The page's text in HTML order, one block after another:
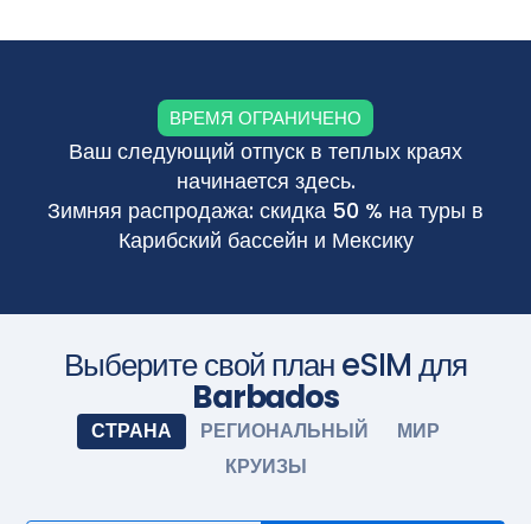
активируется автоматически. Наслаждайтесь
ВРЕМЯ ОГРАНИЧЕНО
Ваш следующий отпуск в теплых краях
начинается здесь.
Зимняя распродажа: скидка 50 % на туры в
Карибский бассейн и Мексику
Выберите свой план eSIM для
Barbados
СТРАНА РЕГИОНАЛЬНЫЙ
МИР
КРУИЗЫ